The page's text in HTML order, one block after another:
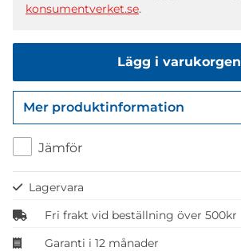
konsumentverket.se.
Lägg i varukorgen
Gå till kassan
Mer produktinformation
Jämför
Lagervara
Fri frakt vid beställning över 500kr
Garanti i 12 månader